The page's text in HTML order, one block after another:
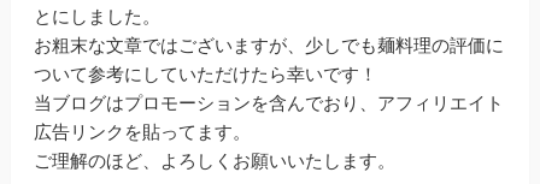
とにしました。
お粗末な文章ではございますが、少しでも麺料理の評価に
ついて参考にしていただけたら幸いです！
当ブログはプロモーションを含んでおり、アフィリエイト
広告リンクを貼ってます。
ご理解のほど、よろしくお願いいたします。